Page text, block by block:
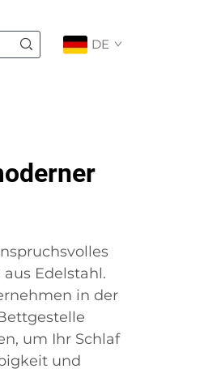
DE
Edelstahl.
in der
um Ihr Schlaf
und